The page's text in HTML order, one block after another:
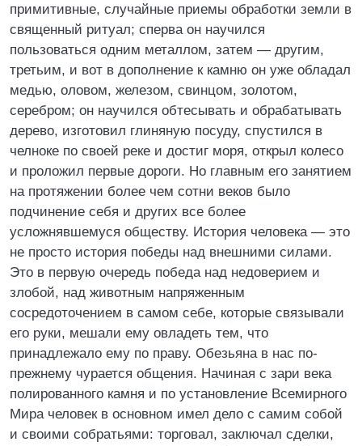
примитивные, случайные приемы обработки земли в
священный ритуал; сперва он научился
пользоваться одним металлом, затем — другим,
третьим, и вот в дополнение к камню он уже обладал
медью, оловом, железом, свинцом, золотом,
серебром; он научился обтесывать и обрабатывать
дерево, изготовил глиняную посуду, спустился в
челноке по своей реке и достиг моря, открыл колесо
и проложил первые дороги. Но главным его занятием
на протяжении более чем сотни веков было
подчинение себя и других все более
усложнявшемуся обществу. История человека — это
не просто история победы над внешними силами.
Это в первую очередь победа над недоверием и
злобой, над животным напряженным
сосредоточением в самом себе, которые связывали
его руки, мешали ему овладеть тем, что
принадлежало ему по праву. Обезьяна в нас по-
прежнему чурается общения. Начиная с зари века
полированного камня и по установление Всемирного
Мира человек в основном имел дело с самим собой
и своими собратьями: торговал, заключал сделки,